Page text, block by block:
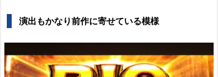
演出もかなり前作に寄せている模様